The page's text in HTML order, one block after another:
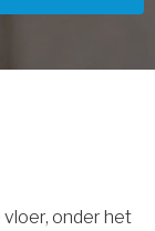
vloer, onder het